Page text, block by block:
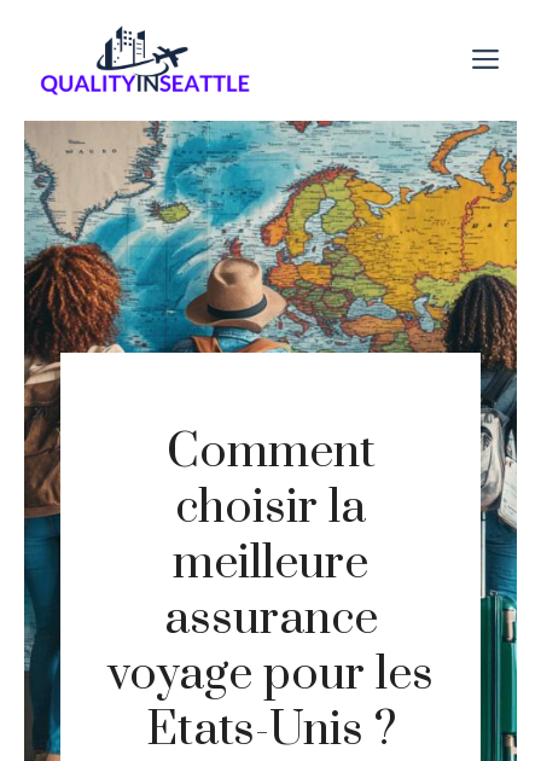
contenu
Comment
choisir la
meilleure
assurance
voyage pour les
Etats-Unis ?